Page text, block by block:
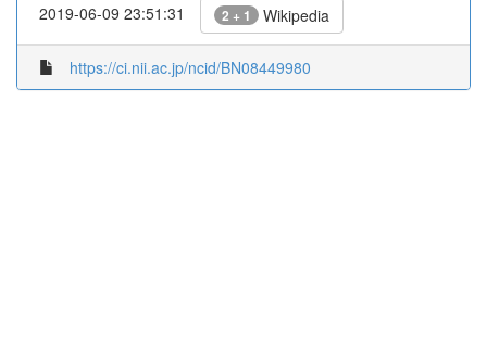
2019-06-09 23:51:31 2 + 1 Wikipedia
https://ci.nii.ac.jp/ncid/BN08449980